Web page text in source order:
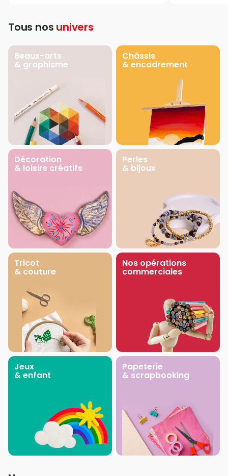
Tous nos univers
Beaux-arts
& graphisme
Châssis
& encadrement
Décoration
& loisirs créatifs
Perles
& bijoux
Tricot
& couture
Nos opérations
commerciales
Jeux
& enfant
Papeterie
& scrapbooking